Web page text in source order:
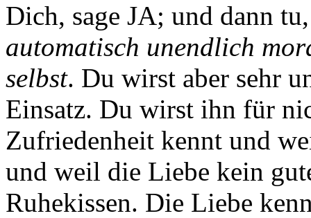
Dich, sage JA; und dann
automatisch unendlich
selbst. Du wirst aber sehr
Einsatz. Du wirst ihn für
Zufriedenheit kennt und
und weil die Liebe kein
Ruhekissen. Die Liebe